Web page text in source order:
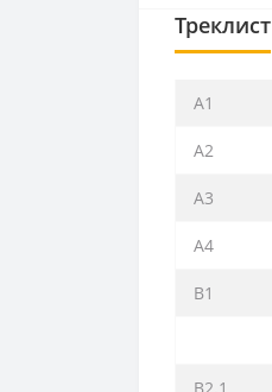
Треклист
A1
A2
A3
A4
B1